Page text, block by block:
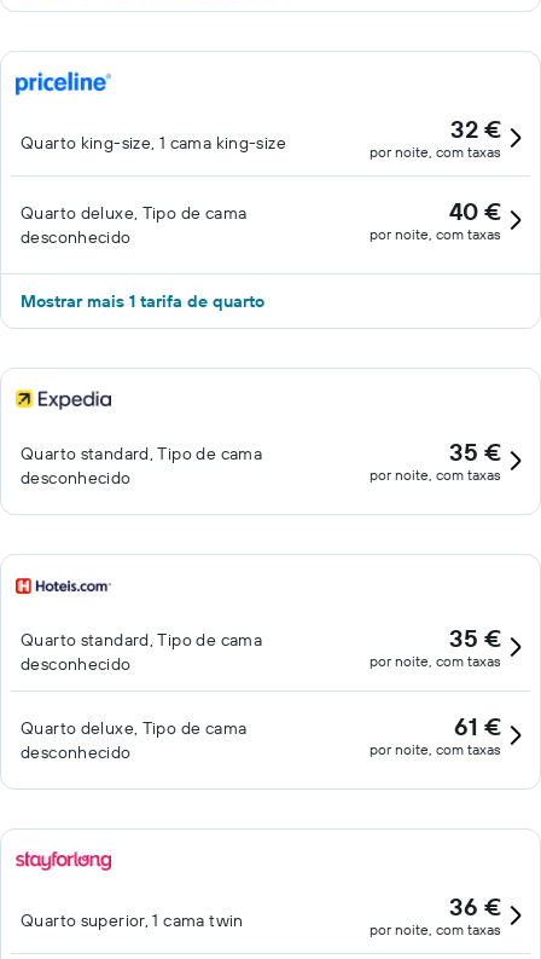
Quarto king-size, 1 cama king-size 32 €
por noite, com taxas
Quarto deluxe, Tipo de cama
desconhecido
40 €
por noite, com taxas
Mostrar mais 1 tarifa de quarto
Quarto standard, Tipo de cama
desconhecido
35 €
por noite, com taxas
Quarto standard, Tipo de cama
desconhecido
35 €
por noite, com taxas
Quarto deluxe, Tipo de cama
desconhecido
61 €
por noite, com taxas
Quarto superior, 1 cama twin 36 €
por noite, com taxas